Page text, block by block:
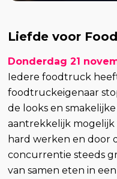
Liefde voor
Donderdag 21
Iedere foodtruck
foodtruckeigenaar
de looks en
aantrekkelijk mogelijk
hard werken en door
concurrentie steeds
van samen eten in